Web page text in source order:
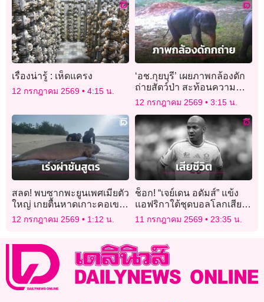
เรื่องน่ารู้ : เห็ดแครง
12 กรกฎาคม 2569 4:15 น.
‘อช.กุยบุรี’ เผยภาพกล้องดัก
ถ่ายสัตว์ป่า สะท้อนความ
สมบูรณ์ระบบนิเวศ ผืนป่า
มรดกโลก
12 กรกฎาคม 2569 3:15 น.
สลด! พบซากพะยูนเพศเมียตัว
ใหญ่ เกยตื้นหาดเกาะคอเขา
พังงา เร่งผ่าชันสูตรหาสาเหตุ
12 กรกฎาคม 2569 1:12 น.
ช็อก! “เจย์เดน อดัมส์” แข้ง
แอฟริกาใต้ชุดบอลโลกเสีย
ชีวิต
11 กรกฎาคม 2569 23:35 น.